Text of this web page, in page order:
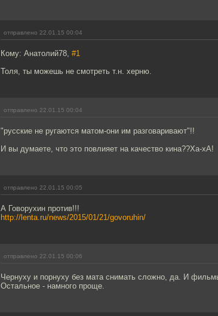
отправлено 22.01.15 00:04
Кому: Анатолий78, #1
Толя, ты можешь не смотреть т.н. херню.
отправлено 22.01.15 00:04
"русские не ругаются матом-они им разговаривают"!!
И вы думаете, что это повлияет на качество кина??Ха-хА!
отправлено 22.01.15 00:05
А Говорухин против!!!
http://lenta.ru/news/2015/01/21/govoruhin/
отправлено 22.01.15 00:06
Чернуху и порнуху без мата снимать сложно, да. И
Остальное - намного проще.